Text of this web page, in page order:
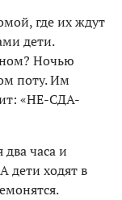
где их ждут
дети.
Ночью
поту. Им
«НЕ-СДА-
часа и
дети ходят в